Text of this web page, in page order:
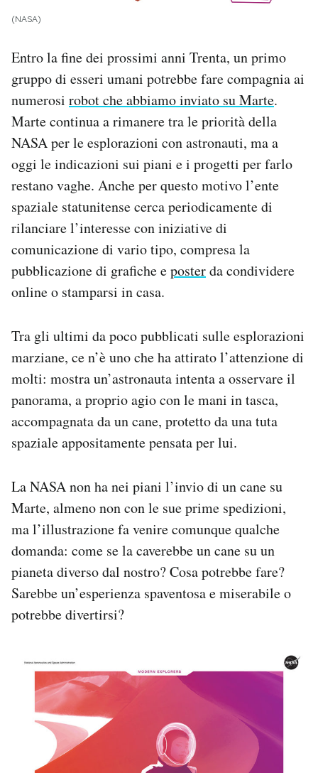
I MIEI PREFERITI
CALENDARIO
AREA PERSONALE
Area Personale
Newsletter
Notifiche mobile
Regala il Post
Hai bisogno di aiuto?
(NASA)
Entro la fine dei prossimi anni Trenta, un primo
gruppo di esseri umani potrebbe fare compagnia ai
numerosi robot che abbiamo inviato su Marte.
Marte continua a rimanere tra le priorità della
NASA per le esplorazioni con astronauti, ma a
oggi le indicazioni sui piani e i progetti per farlo
restano vaghe. Anche per questo motivo l’ente
spaziale statunitense cerca periodicamente di
rilanciare l’interesse con iniziative di
comunicazione di vario tipo, compresa la
pubblicazione di grafiche eposterda condividere
online o stamparsi in casa.
Tra gli ultimi da poco pubblicati sulle esplorazioni
marziane, ce n’è uno che ha attirato l’attenzione di
molti: mostra un’astronauta intenta a osservare il
panorama, a proprio agio con le mani in tasca,
accompagnata da un cane, protetto da una tuta
spaziale appositamente pensata per lui.
La NASA non ha nei piani l’invio di un cane su
Marte, almeno non con le sue prime spedizioni,
ma l’illustrazione fa venire comunque qualche
domanda: come se la caverebbe un cane su un
pianeta diverso dal nostro? Cosa potrebbe fare?
Sarebbe un’esperienza spaventosa e miserabile o
potrebbe divertirsi?